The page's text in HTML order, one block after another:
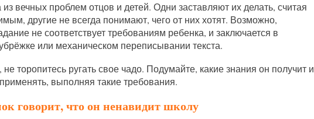
из вечных проблем отцов и детей. Одни заставляют их делать, считая
другие не всегда понимают, чего от них хотят. Возможно,
не соответствует требованиям ребенка, и заключается в
или механическом переписывании текста.
не торопитесь ругать свое чадо. Подумайте, какие знания он получит и
применять, выполняя такие требования.
говорит, что он ненавидит школу